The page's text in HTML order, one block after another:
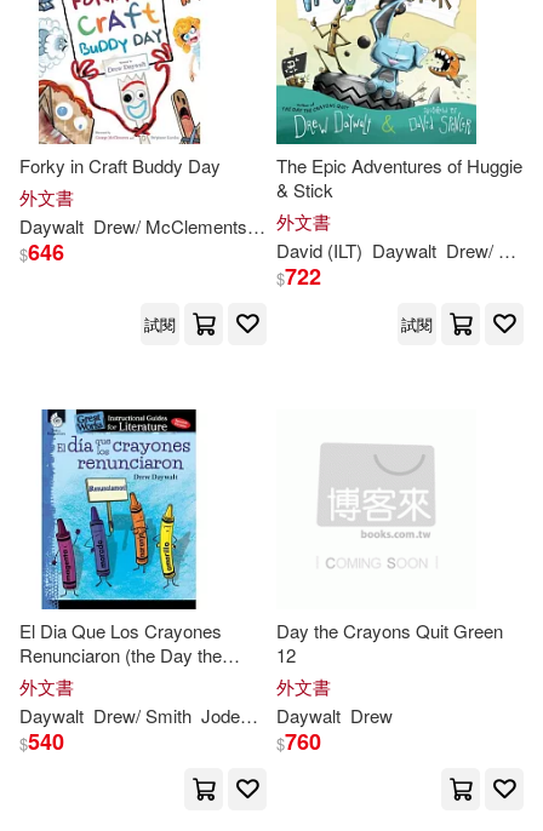
Forky in Craft Buddy Day
外文書
Daywalt Drew/ McClements George (ILT)/ Kardos
$646
試閱
The Epic Adventures of Huggie
& Stick
外文書
David (ILT) Daywalt Drew/ Spencer
$722
試閱
El Dia Que Los Crayones
Renunciaron (the Day the
Crayons Quit): An Instructional
Guide for: An Instructional
Guide for Literature
外文書
Daywalt Drew/ Smith Jodene Lynn
$540
Day the Crayons Quit Green
12
外文書
Daywalt Drew
$760